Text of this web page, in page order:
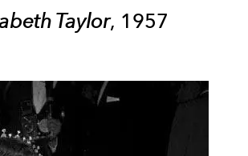
Taylor, 1957